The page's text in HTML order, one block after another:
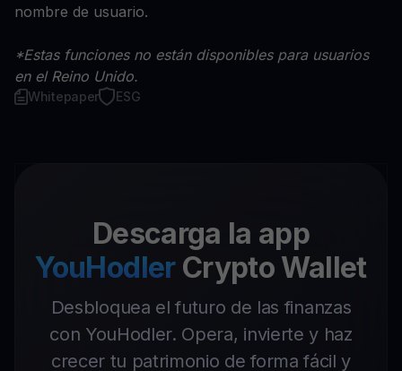
nombre de usuario.
*Estas funciones no están disponibles para usuarios
en el Reino Unido.
Whitepaper ESG
Descarga la app
YouHodler Crypto Wallet
Desbloquea el futuro de las finanzas
con YouHodler. Opera, invierte y haz
crecer tu patrimonio de forma fácil y